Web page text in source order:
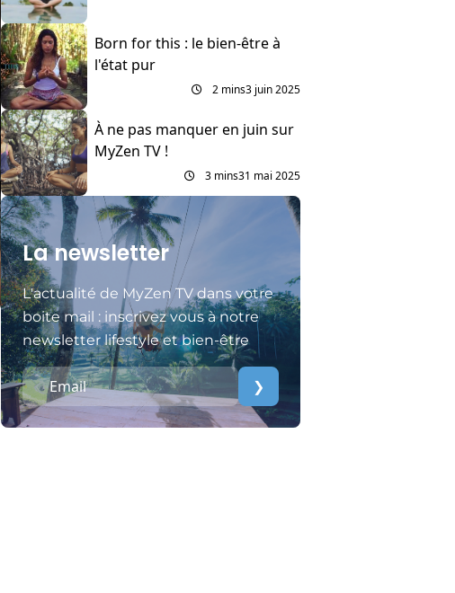
Born for this : le bien-être à
l'état pur
2 mins3 juin 2025
À ne pas manquer en juin sur
MyZen TV !
3 mins31 mai 2025
La newsletter
L'actualité de MyZen TV dans votre
boite mail : inscrivez vous à notre
newsletter lifestyle et bien-être
❯